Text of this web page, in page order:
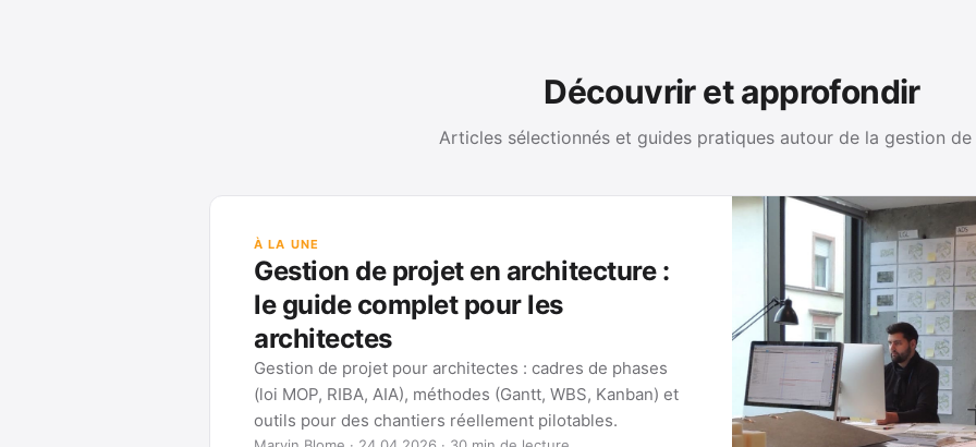
Découvrir et approfondir
Articles sélectionnés et guides pratiques autour de la gestion
À LA UNE
Gestion de projet en architecture :
le guide complet pour les
architectes
Gestion de projet pour architectes : cadres de phases
(loi MOP, RIBA, AIA), méthodes (Gantt, WBS, Kanban) et
outils pour des chantiers réellement pilotables.